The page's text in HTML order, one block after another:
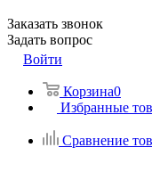
Заказать звонок
Задать вопрос
Войти
Корзина0
Избранные
Сравнение